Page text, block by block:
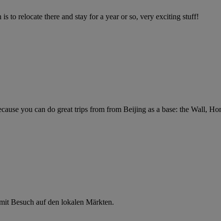
to relocate there and stay for a year or so, very exciting stuff!
you can do great trips from from Beijing as a base: the Wall,
Besuch auf den lokalen Märkten.